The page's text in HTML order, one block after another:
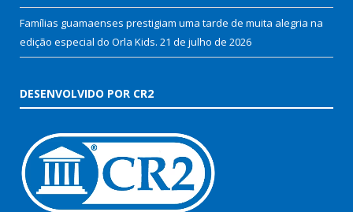
Famílias guamaenses prestigiam uma tarde de muita alegria na
edição especial do Orla Kids. 21 de julho de 2026
DESENVOLVIDO POR CR2